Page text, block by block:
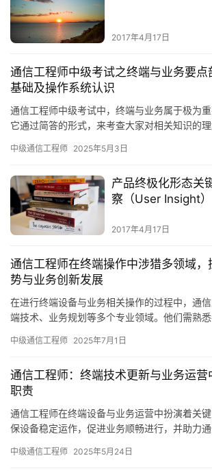
2017年4月17日
通信工程师中级考试之终端与业务要点
基础及操作系统认识
通信工程师中级考试中，终端与业务属于极为重
它通过简答的形式，来考查大家对相关知识的
中级通信工程师 2025年5月3日
产品终极化形态关
察（User Insight）
2017年4月17日
通信工程师在终端操作中涉猎多领域，
势与业务创新发展
在进行终端设备与业务相关操作的过程中，通
端技术、业务规划等多个专业领域。他们需熟
中级通信工程师 2025年7月1日
通信工程师：终端技术更新与业务运营
职责
通信工程师在终端设备与业务运营中扮演着关
保设备稳定运作，促进业务顺畅进行，并助力
中级通信工程师 2025年5月24日